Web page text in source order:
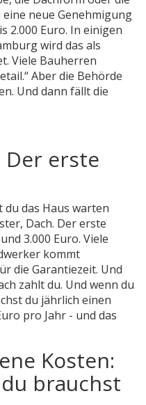
neue Genehmigung
2.000 Euro. In einigen
wird das als
Viele Bauherren
Aber die Behörde
Und dann fällt die
erste
das Haus warten
Dach. Der erste
3.000 Euro. Viele
kommt
die Garantiezeit. Und
zahlt du. Und wenn du
du jährlich einen
pro Jahr - und das
Kosten:
brauchst